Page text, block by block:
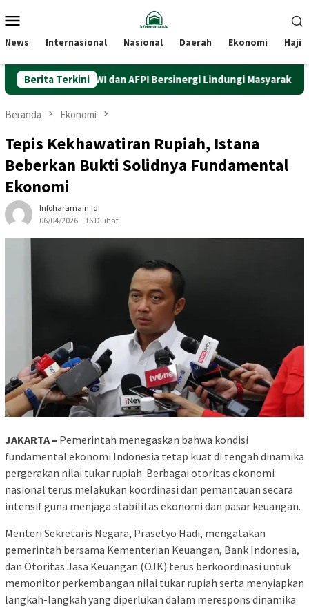
ke
Mobile
News Internasional Nasional Daerah Ekonomi Haji
Berita Terkini
Pindar, PWI dan AFPI Bersinergi Lindungi Masyarakat dari
Beranda Ekonomi
Tepis Kekhawatiran Rupiah, Istana
Beberkan Bukti Solidnya Fundamental
Ekonomi
Infoharamain.id
06/04/2026
16 Dilihat
JAKARTA – Pemerintah menegaskan bahwa kondisi
fundamental ekonomi Indonesia tetap kuat di tengah dinamika
pergerakan nilai tukar rupiah. Berbagai otoritas ekonomi
nasional terus melakukan koordinasi dan pemantauan secara
intensif guna menjaga stabilitas ekonomi dan pasar keuangan.
Menteri Sekretaris Negara, Prasetyo Hadi, mengatakan
pemerintah bersama Kementerian Keuangan, Bank Indonesia,
dan Otoritas Jasa Keuangan (OJK) terus berkoordinasi untuk
memonitor perkembangan nilai tukar rupiah serta menyiapkan
langkah-langkah yang diperlukan dalam merespons dinamika